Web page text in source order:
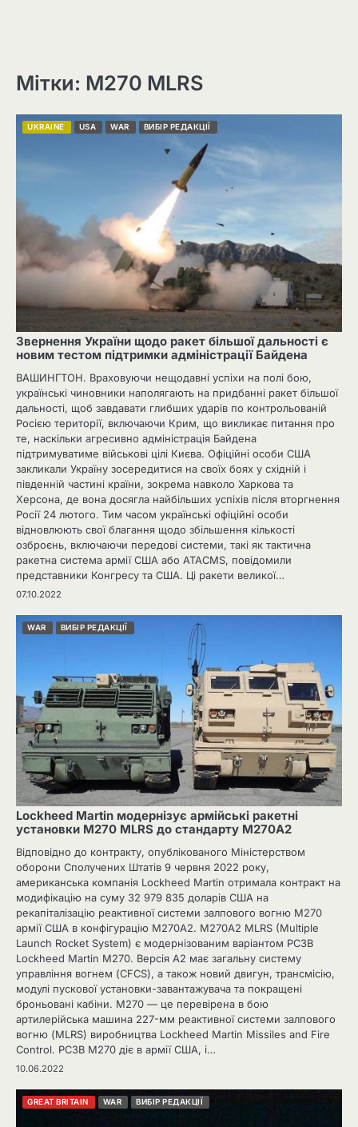
Мітки: M270 MLRS
UKRAINE USA WAR ВИБІР РЕДАКЦІЇ
Звернення України щодо ракет більшої дальності є
новим тестом підтримки адміністрації Байдена
ВАШИНГТОН. Враховуючи нещодавні успіхи на полі бою,
українські чиновники наполягають на придбанні ракет більшої
дальності, щоб завдавати глибших ударів по контрольованій
Росією території, включаючи Крим, що викликає питання про
те, наскільки агресивно адміністрація Байдена
підтримуватиме військові цілі Києва. Офіційні особи США
закликали Україну зосередитися на своїх боях у східній і
південній частині країни, зокрема навколо Харкова та
Херсона, де вона досягла найбільших успіхів після вторгнення
Росії 24 лютого. Тим часом українські офіційні особи
відновлюють свої благання щодо збільшення кількості
озброєнь, включаючи передові системи, такі як тактична
ракетна система армії США або ATACMS, повідомили
представники Конгресу та США. Ці ракети великої…
07.10.2022
WAR ВИБІР РЕДАКЦІЇ
Lockheed Martin модернізує армійські ракетні
установки M270 MLRS до стандарту M270A2
Відповідно до контракту, опублікованого Міністерством
оборони Сполучених Штатів 9 червня 2022 року,
американська компанія Lockheed Martin отримала контракт на
модифікацію на суму 32 979 835 доларів США на
рекапіталізацію реактивної системи залпового вогню M270
армії США в конфігурацію M270A2. M270A2 MLRS (Multiple
Launch Rocket System) є модернізованим варіантом РСЗВ
Lockheed Martin M270. Версія A2 має загальну систему
управління вогнем (CFCS), а також новий двигун, трансмісію,
модулі пускової установки-завантажувача та покращені
броньовані кабіни. M270 — це перевірена в бою
артилерійська машина 227-мм реактивної системи залпового
вогню (MLRS) виробництва Lockheed Martin Missiles and Fire
Control. РСЗВ M270 діє в армії США, і…
10.06.2022
GREAT BRITAIN WAR ВИБІР РЕДАКЦІЇ